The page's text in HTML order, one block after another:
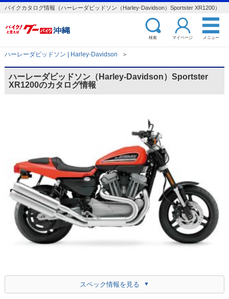
バイクカタログ情報（ハーレーダビッドソン（Harley-Davidson）Sportster XR1200）
検索 マイページ メニュー
ハーレーダビッドソン | Harley-Davidson ＞
ハーレーダビッドソン（Harley-Davidson）Sportster
XR1200のカタログ情報
スペック情報を見る